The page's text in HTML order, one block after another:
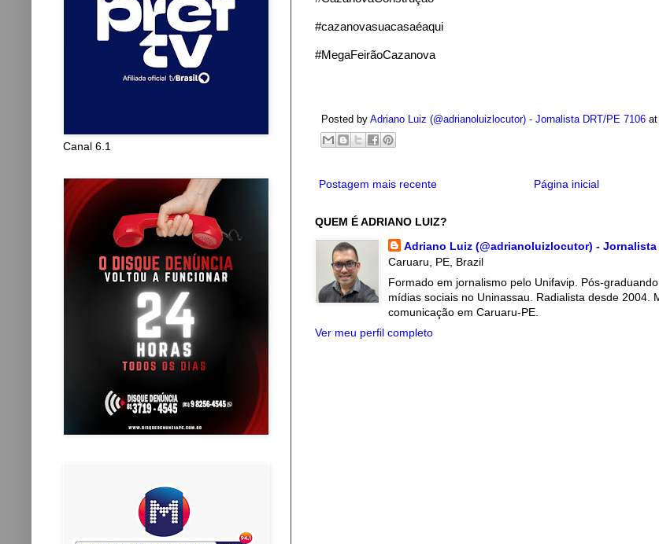
#cazanovasuacasaéaqui
#MegaFeirãoCazanova
Posted by Adriano Luiz (@adrianoluizlocutor) - Jornalista DRT/PE 7106 at
Postagem mais recente Página inicial
QUEM É ADRIANO LUIZ?
Adriano Luiz (@adrianoluizlocutor) - Jornalista
Caruaru, PE, Brazil
Formado em jornalismo pelo Unifavip. Pós-
mídias sociais no Uninassau. Radialista desde 2004.
comunicação em Caruaru-PE.
Ver meu perfil completo
Canal 6.1